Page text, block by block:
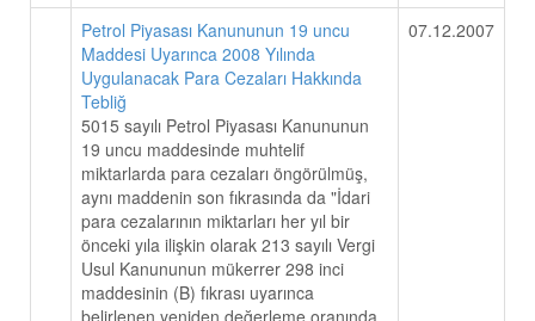
Petrol Piyasası Kanununun 19 uncu
Maddesi Uyarınca 2008 Yılında
Uygulanacak Para Cezaları Hakkında
Tebliğ
5015 sayılı Petrol Piyasası Kanununun
19 uncu maddesinde muhtelif
miktarlarda para cezaları öngörülmüş,
aynı maddenin son fıkrasında da "İdari
para cezalarının miktarları her yıl bir
önceki yıla ilişkin olarak 213 sayılı Vergi
Usul Kanununun mükerrer 298 inci
maddesinin (B) fıkrası uyarınca
belirlenen yeniden değerleme oranında
07.12.2007